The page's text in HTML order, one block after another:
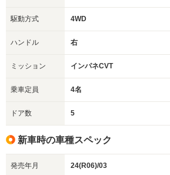
駆動方式 4WD
ハンドル 右
ミッション インパネCVT
乗車定員 4名
ドア数 5
新車時の車種スペック
発売年月 24(R06)/03